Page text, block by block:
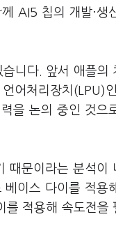
AI5 칩의 개발·생
니다. 앞서 애플의
어처리장치(LPU)
을 논의 중인 것으
때문이라는 분석이
이스 다이를 적용
적용해 속도전을